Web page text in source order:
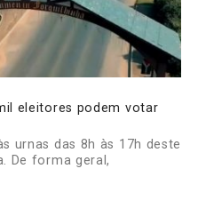
eleitores podem votar
urnas das 8h às 17h deste
De forma geral,